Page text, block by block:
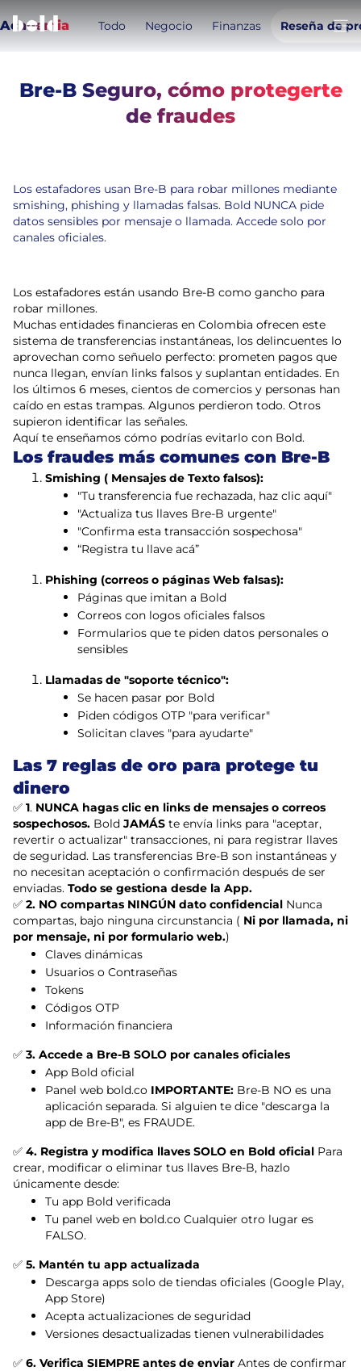
Academia Todo Negocio Finanzas Reseña de
Bre-B Seguro, cómo protegerte
de fraudes
Temas de este artículo:
Pagos instantáneos
Los estafadores usan Bre-B para robar millones mediante
smishing, phishing y llamadas falsas. Bold NUNCA pide
datos sensibles por mensaje o llamada. Accede solo por
canales oficiales.
Los estafadores están usando Bre-B como gancho para
robar millones.
Muchas entidades financieras en Colombia ofrecen este
sistema de transferencias instantáneas, los delincuentes lo
aprovechan como señuelo perfecto: prometen pagos que
nunca llegan, envían links falsos y suplantan entidades. En
los últimos 6 meses, cientos de comercios y personas han
caído en estas trampas. Algunos perdieron todo. Otros
supieron identificar las señales.
Aquí te enseñamos cómo podrías evitarlo con Bold.
Los fraudes más comunes con Bre-B
Smishing ( Mensajes de Texto falsos):
"Tu transferencia fue rechazada, haz clic aquí"
"Actualiza tus llaves Bre-B urgente"
"Confirma esta transacción sospechosa"
“Registra tu llave acá”
Phishing (correos o páginas Web falsas):
Páginas que imitan a Bold
Correos con logos oficiales falsos
Formularios que te piden datos personales o
sensibles
Llamadas de "soporte técnico":
Se hacen pasar por Bold
Piden códigos OTP "para verificar"
Solicitan claves "para ayudarte"
Las 7 reglas de oro para protege tu
dinero
✅ 1. NUNCA hagas clic en links de mensajes o correos
sospechosos. Bold JAMÁS te envía links para "aceptar,
revertir o actualizar" transacciones, ni para registrar llaves
de seguridad. Las transferencias Bre-B son instantáneas y
no necesitan aceptación o confirmación después de ser
enviadas. Todo se gestiona desde la App.
✅ 2. NO compartas NINGÚN dato confidencial Nunca
compartas, bajo ninguna circunstancia ( Ni por llamada, ni
por mensaje, ni por formulario web.)
Claves dinámicas
Usuarios o Contraseñas
Tokens
Códigos OTP
Información financiera
✅ 3. Accede a Bre-B SOLO por canales oficiales
App Bold oficial
Panel web bold.co IMPORTANTE: Bre-B NO es una
aplicación separada. Si alguien te dice "descarga la
app de Bre-B", es FRAUDE.
✅ 4. Registra y modifica llaves SOLO en Bold oficial Para
crear, modificar o eliminar tus llaves Bre-B, hazlo
únicamente desde:
Tu app Bold verificada
Tu panel web en bold.co Cualquier otro lugar es
FALSO.
✅ 5. Mantén tu app actualizada
Descarga apps solo de tiendas oficiales (Google Play,
App Store)
Acepta actualizaciones de seguridad
Versiones desactualizadas tienen vulnerabilidades
✅ 6. Verifica SIEMPRE antes de enviar Antes de confirmar